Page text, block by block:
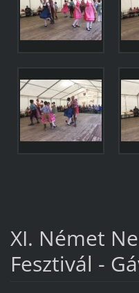
XI. Német
Fesztivál -